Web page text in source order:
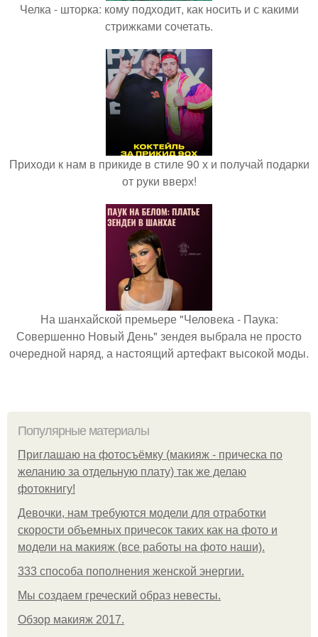
Челка - шторка: кому подходит, как носить и с какими
стрижками сочетать.
Приходи к нам в прикиде в стиле 90 х и получай подарки
от руки вверх!
На шанхайской премьере "Человека - Паука:
Совершенно Новый День" зендея выбрала не просто
очередной наряд, а настоящий артефакт высокой моды.
Популярные материалы
Приглашаю на фотосъёмку (макияж - прическа по
желанию за отдельную плату) так же делаю
фотокнигу!
Девочки, нам требуются модели для отработки
скорости объемных причесок таких как на фото и
модели на макияж (все работы на фото наши).
333 способа пополнения женской энергии.
Мы создаем греческий образ невесты.
Обзор макияж 2017.